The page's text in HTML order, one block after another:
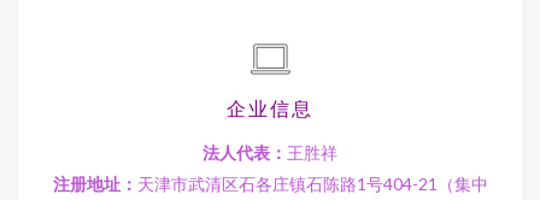
企业信息
法人代表： 王胜祥
注册地址： 天津市武清区石各庄镇石陈路1号404-21（集中